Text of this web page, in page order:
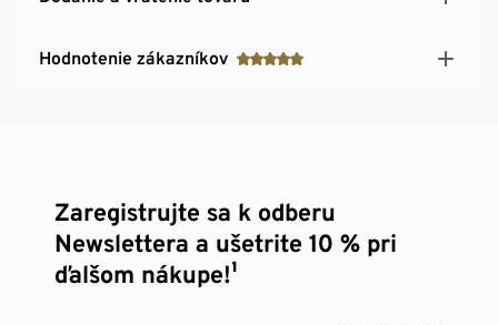
Hodnotenie zákazníkov
Zaregistrujte sa k odberu
Newslettera a ušetrite 10 % pri
ďalšom nákupe!¹